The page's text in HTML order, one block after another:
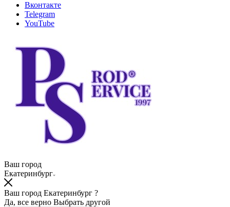
Вконтакте
Telegram
YouTube
Ваш город
Екатеринбург
Ваш город Екатеринбург ?
Да, все верно Выбрать другой